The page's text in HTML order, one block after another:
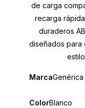
de carga
recarga
duraderos
diseñados
MarcaGenérica
ColorBlanco